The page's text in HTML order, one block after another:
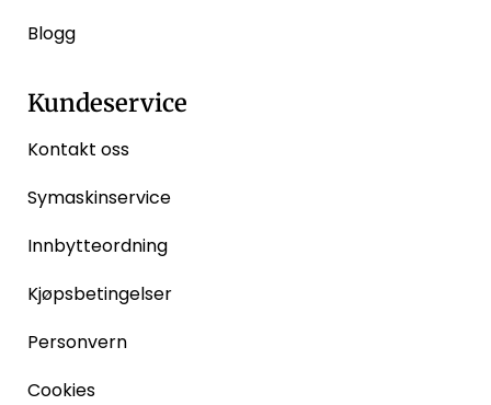
Blogg
Kundeservice
Kontakt oss
Symaskinservice
Innbytteordning
Kjøpsbetingelser
Personvern
Cookies